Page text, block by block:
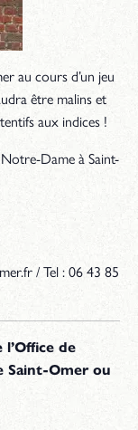
au cours d’un jeu
être malins et
aux indices !
Dame à Saint-
/ Tel : 06 43 85
l’Office de
Saint-Omer ou